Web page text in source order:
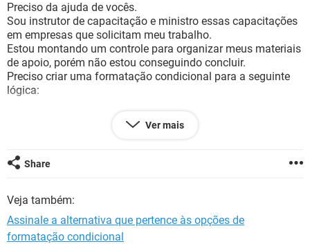
INSTAGRAM
GUIA DE COMPRAS
OUTLOOK EXCEL
INSTAGRAM
GUIA DE COMPRAS
Preciso da ajuda de vocês.
Sou instrutor de capacitação e ministro essas capacitações
em empresas que solicitam meu trabalho.
Estou montando um controle para organizar meus materiais
de apoio, porém não estou conseguindo concluir.
Preciso criar uma formatação condicional para a seguinte
lógica:
Possui o material? Sim | O material está formatado? S (sim)
= COR AMARELO
Possui o material? Não | O material está formatado? N (não)
Como consigo criar essa formatação para colorir as células
da coluna "O Material está formatado?"?
Ver mais
Share
Veja também:
Assinale a alternativa que pertence às opções de
formatação condicional